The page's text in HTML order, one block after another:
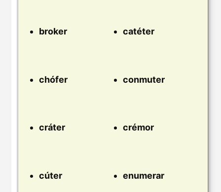
broker catéter
chófer conmuter
cráter crémor
cúter enumerar